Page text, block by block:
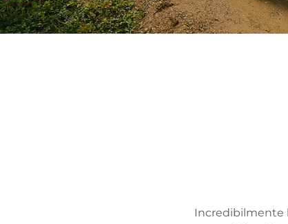
TOUR & TERRITORI
Incredibilmente